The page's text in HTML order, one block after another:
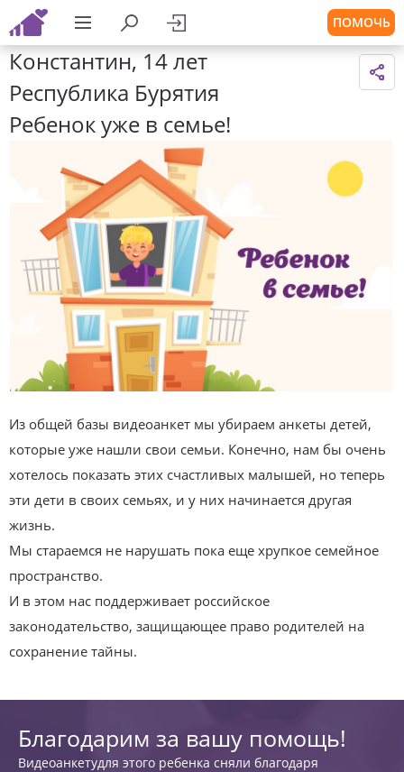
ПОМОЧЬ
Константин, 14 лет
Республика Бурятия
Ребенок уже в семье!
Из общей базы видеоанкет мы убираем анкеты детей,
которые уже нашли свои семьи. Конечно, нам бы очень
хотелось показать этих счастливых малышей, но теперь
эти дети в своих семьях, и у них начинается другая
жизнь.
Мы стараемся не нарушать пока еще хрупкое семейное
пространство.
И в этом нас поддерживает российское
законодательство, защищающее право родителей на
сохранение тайны.
Благодарим за вашу помощь!
Видеоанкетудля этого ребенка сняли благодаря